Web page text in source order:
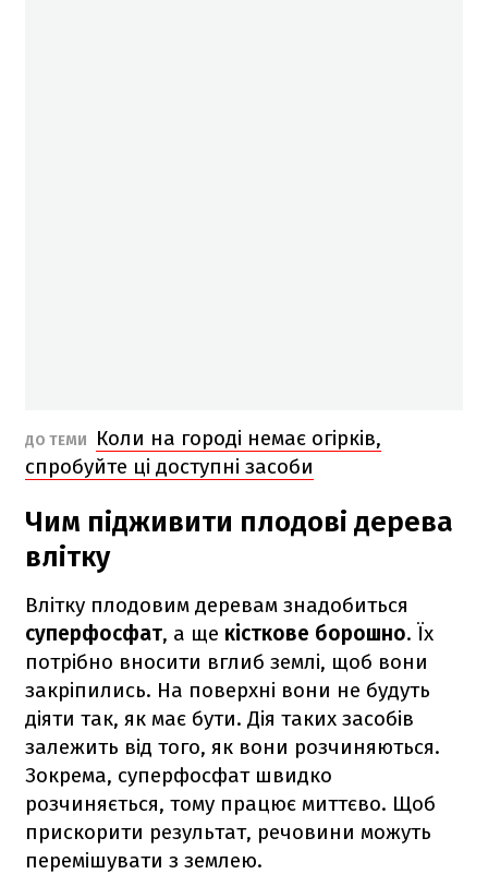
ДО ТЕМИ
Коли на городі немає огірків,
спробуйте ці доступні засоби
Чим підживити плодові дерева
влітку
Влітку плодовим деревам знадобиться
суперфосфат, а ще кісткове борошно. Їх
потрібно вносити вглиб землі, щоб вони
закріпились. На поверхні вони не будуть
діяти так, як має бути. Дія таких засобів
залежить від того, як вони розчиняються.
Зокрема, суперфосфат швидко
розчиняється, тому працює миттєво. Щоб
прискорити результат, речовини можуть
перемішувати з землею.